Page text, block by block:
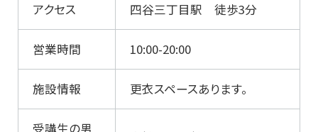
アクセス 四谷三丁目駅 徒歩3分
営業時間 10:00-20:00
施設情報 更衣スペースあります。
受講生の男